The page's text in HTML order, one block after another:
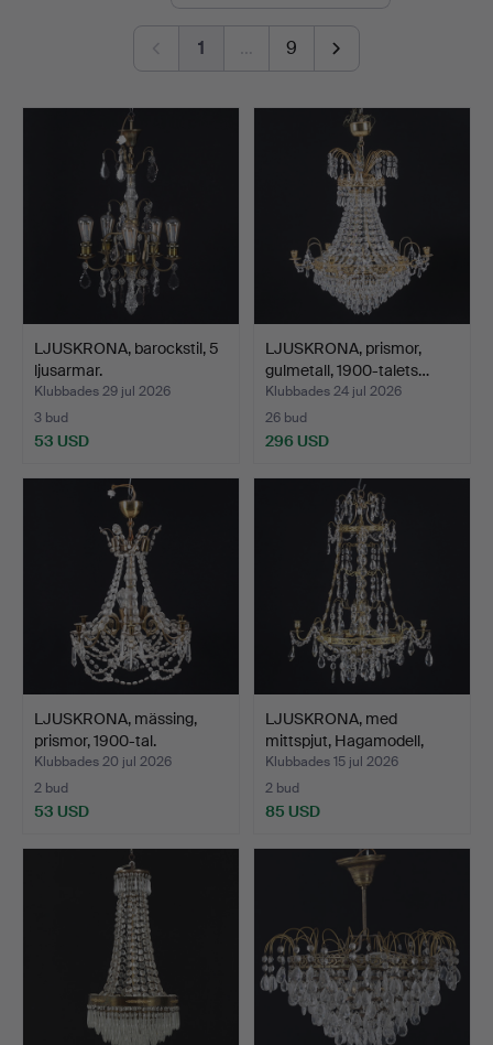
1 … 9
LJUSKRONA, barockstil, 5
ljusarmar.
Klubbades 29 jul 2026
3 bud
53 USD
LJUSKRONA, prismor,
gulmetall, 1900-talets…
Klubbades 24 jul 2026
26 bud
296 USD
LJUSKRONA, mässing,
prismor, 1900-tal.
Klubbades 20 jul 2026
2 bud
53 USD
LJUSKRONA, med
mittspjut, Hagamodell,
1900…
Klubbades 15 jul 2026
2 bud
85 USD